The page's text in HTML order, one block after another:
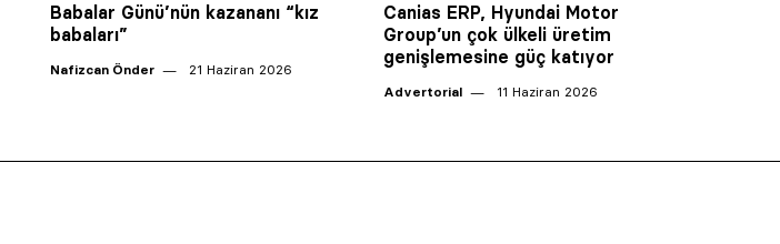
Babalar Günü’nün kazananı “kız
babaları”
Nafizcan Önder 21 Haziran 2026
Canias ERP, Hyundai Motor
Group’un çok ülkeli üretim
genişlemesine güç katıyor
Advertorial 11 Haziran 2026